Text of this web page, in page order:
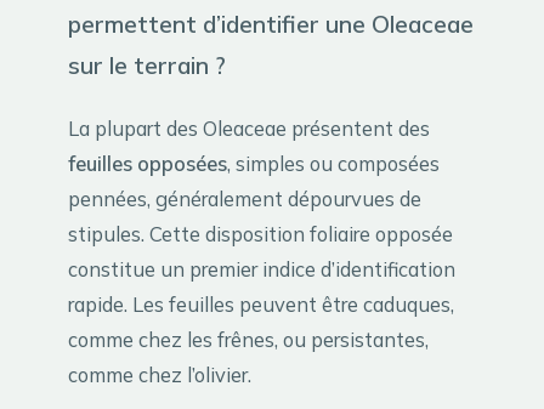
permettent d’identifier une Oleaceae
sur le terrain ?
La plupart des Oleaceae présentent des
feuilles opposées, simples ou composées
pennées, généralement dépourvues de
stipules. Cette disposition foliaire opposée
constitue un premier indice d’identification
rapide. Les feuilles peuvent être caduques,
comme chez les frênes, ou persistantes,
comme chez l’olivier.